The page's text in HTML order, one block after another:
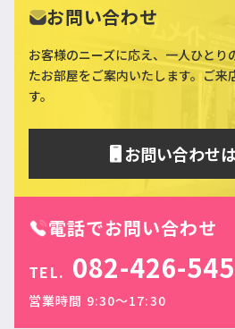
お問い合わせ
お客様のニーズに応え、一人ひとり
たお部屋をご案内いたします。ご来
す。
お問い合わせ
電話でお問い合わせ
TEL. 082-426-
営業時間 9:30〜17:30